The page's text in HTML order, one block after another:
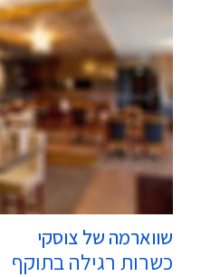
מסעדות
שווארמה של צוסקי
כשרות רגילה בתוקף